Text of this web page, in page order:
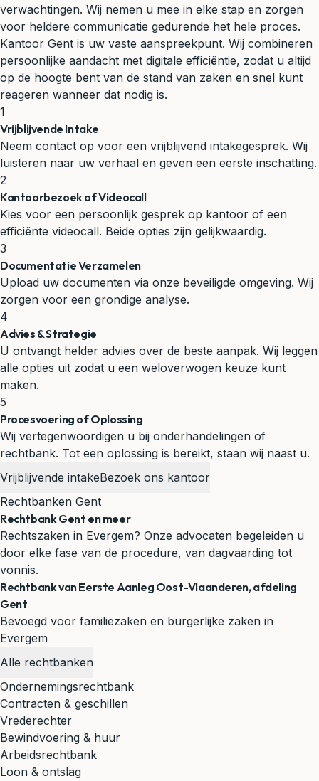
verwachtingen. Wij nemen u mee in elke stap en zorgen
voor heldere communicatie gedurende het hele proces.
Kantoor Gent is uw vaste aanspreekpunt. Wij combineren
persoonlijke aandacht met digitale efficiëntie, zodat u altijd
op de hoogte bent van de stand van zaken en snel kunt
reageren wanneer dat nodig is.
1
Vrijblijvende Intake
Neem contact op voor een vrijblijvend intakegesprek. Wij
luisteren naar uw verhaal en geven een eerste inschatting.
2
Kantoorbezoek of Videocall
Kies voor een persoonlijk gesprek op kantoor of een
efficiënte videocall. Beide opties zijn gelijkwaardig.
3
Documentatie Verzamelen
Upload uw documenten via onze beveiligde omgeving. Wij
zorgen voor een grondige analyse.
4
Advies & Strategie
U ontvangt helder advies over de beste aanpak. Wij leggen
alle opties uit zodat u een weloverwogen keuze kunt
maken.
5
Procesvoering of Oplossing
Wij vertegenwoordigen u bij onderhandelingen of
rechtbank. Tot een oplossing is bereikt, staan wij naast u.
Vrijblijvende intakeBezoek ons kantoor
Rechtbanken Gent
Rechtbank Gent en meer
Rechtszaken in Evergem? Onze advocaten begeleiden u
door elke fase van de procedure, van dagvaarding tot
vonnis.
Rechtbank van Eerste Aanleg Oost-Vlaanderen, afdeling
Gent
Bevoegd voor familiezaken en burgerlijke zaken in
Evergem
Alle rechtbanken
Ondernemingsrechtbank
Contracten & geschillen
Vrederechter
Bewindvoering & huur
Arbeidsrechtbank
Loon & ontslag